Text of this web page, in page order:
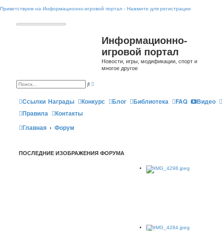
Приветствуем на Информационно-игровой портал - Нажмите для регистрации
Информационно-
игровой портал
Новости, игры, модификации, спорт и
многое другое
П
с
к и
и
Ссылки Награды Конкурс Блог Библиотека FAQ
Видео
Правила
Контакты
Главная
Форум
ПОСЛЕДНИЕ ИЗОБРАЖЕНИЯ ФОРУМА